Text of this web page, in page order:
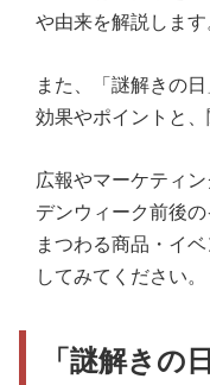
や由来を解説します
また、「謎解きの
効果やポイントと、
広報やマーケティ
デンウィーク前後
まつわる商品・イ
してみてください。
「謎解きの